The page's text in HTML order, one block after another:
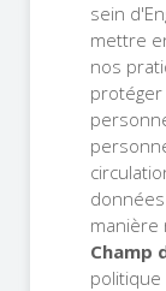
sein
mettre
nos
manière
Champ
politique